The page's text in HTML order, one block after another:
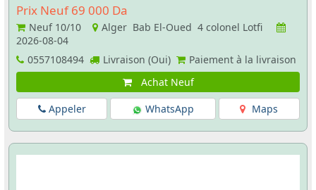
Prix Neuf 69 000 Da
Neuf 10/10
Alger Bab El-Oued 4 colonel Lotfi
2026-08-04
0557108494
Livraison (Oui)
Paiement à la livraison
Achat Neuf
Appeler
WhatsApp Maps